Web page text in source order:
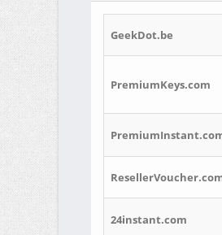
GeekDot.be
PremiumKeys.com
24instant.com